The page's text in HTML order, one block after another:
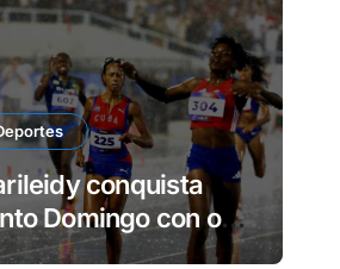
conquista
Domingo con oro